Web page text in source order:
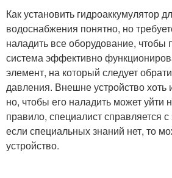
Как установить гидроаккумулятор
водоснабжения понятно, но
наладить все оборудование, чтобы
система эффективно
элемент, на который следует
давления. Внешне устройство хоть
но, чтобы его наладить может уйти
правило, специалист справляется
если специальных знаний нет, то
устройство.